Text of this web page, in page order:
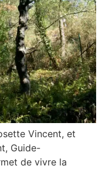
Vincent, et
Guide-
de vivre la